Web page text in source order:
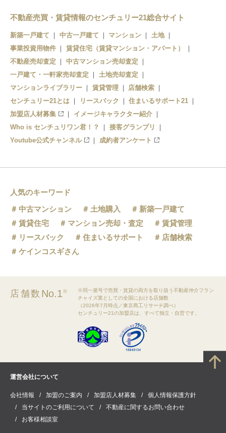
不動産売買・賃貸情報のセンチュリー21総合サイト
新築一戸建て 中古一戸建て マンション
土地
事業投資用物件
賃貸住宅（賃貸マンション・アパート）
不動産売却査定
中古マンション売却査定
一戸建て・一軒家売却査定
土地売却査定
マンションライブラリー
賃貸管理
店舗検索
センチュリー21とは
リースバック
住まいるサポート21
加盟店人材募集
イメージキャラクター紹介
Who is センチュリワン君！？
接客グランプリ
Youtube公式チャンネル
成約者アンケート
人気のキーワード
中古マンション
土地購入
新築一戸建て
賃貸住宅
マンション売却・査定
賃貸管理
リースバック
住まいるサポート
店舗検索
ケインコスギさん
店舗数 No.1※
※同一屋号で売買・賃貸の両方を取り扱う不動産仲介フラン
チャイズ業としての全国における店舗数
（2026年7月時点／東京商工リサーチ調べ）
センチュリー21の加盟店は、すべて独立・自営です。
運営会社について
会社情報 加盟のご案内 加盟店人材募集
個人情報保護方針
当サイトのご利用について
不動産に関するお問い合わせ
お客様相談室